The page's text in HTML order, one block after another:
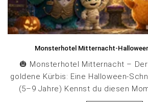
Monsterhotel Mitternacht-
🎃 Monsterhotel Mitternacht –
goldene Kürbis: Eine Halloween-
(5–9 Jahre) Kennst du diesen